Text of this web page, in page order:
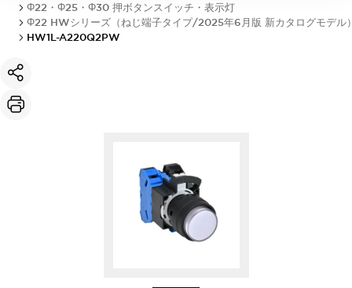
Φ22・Φ25・Φ30 押ボタンスイッチ・表示灯
Φ22 HWシリーズ（ねじ端子タイプ/2025年6月版 新カタログモデル
HW1L-A220Q2PW